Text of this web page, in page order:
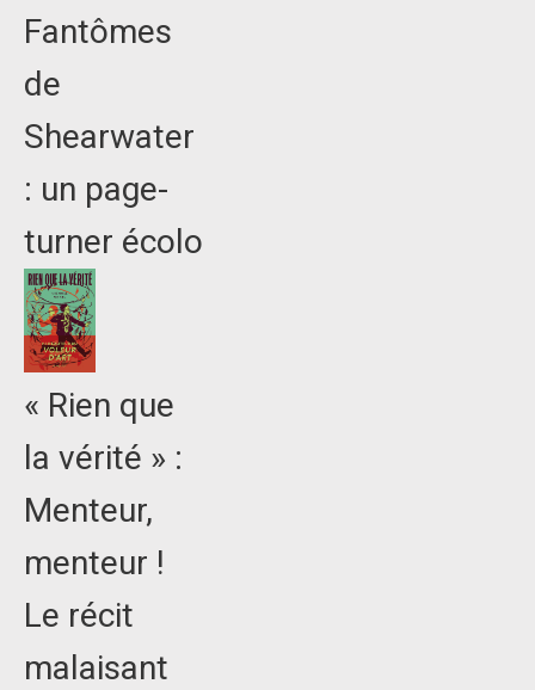
Fantômes
de
Shearwater
: un page-
turner écolo
« Rien que
la vérité » :
Menteur,
menteur !
Le récit
malaisant